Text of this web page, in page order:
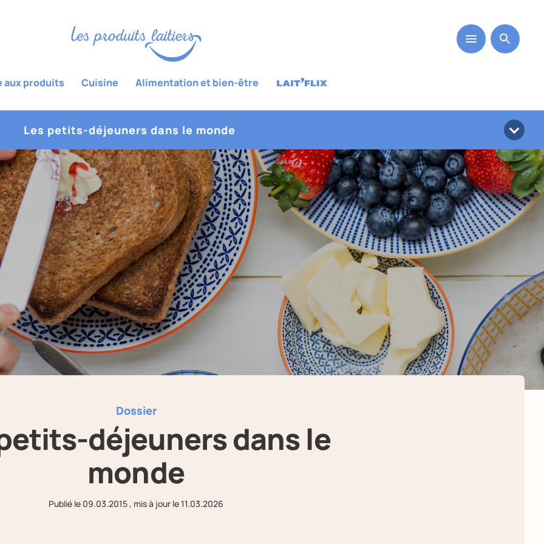
aux produits Cuisine Alimentation et bien-être
Les petits-déjeuners dans le monde
Dossier
déjeuners dans le
monde
Publié le 09.03.2015, mis à jour le11.03.2026